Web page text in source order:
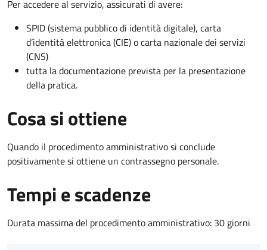
Per accedere al servizio, assicurati di avere:
SPID (sistema pubblico di identità digitale), carta
d’identità elettronica (CIE) o carta nazionale dei servizi
(CNS)
tutta la documentazione prevista per la presentazione
della pratica.
Cosa si ottiene
Quando il procedimento amministrativo si conclude
positivamente si ottiene un contrassegno personale.
Tempi e scadenze
Durata massima del procedimento amministrativo: 30 giorni